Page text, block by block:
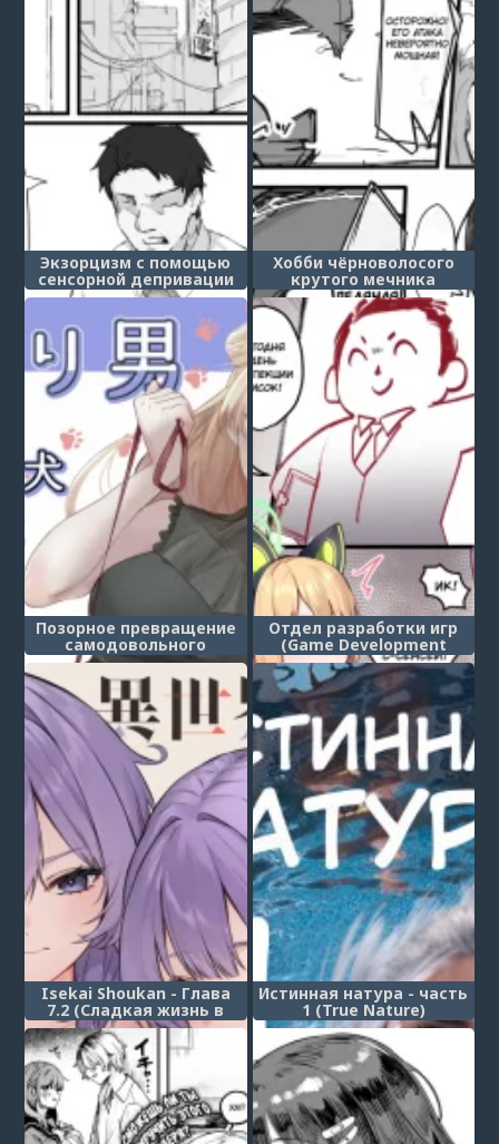
Экзорцизм с помощью
сенсорной депривации
(Sensory deprivation
exorcism)
Хобби чёрноволосого
крутого мечника
(Kurokami Cool Kenshi no
Shumi)
Позорное превращение
самодовольного
мужчины в сучку (Ikiri
Otoko Shuuchi Mesuinu
Kaizou) (Smug Man's
Shameful Bitch
Conversion)
Отдел разработки игр
(Game Development
Department)
Isekai Shoukan - Глава
7.2 (Сладкая жизнь в
другом мире 7.2)
Истинная натура - часть
1 (True Nature)